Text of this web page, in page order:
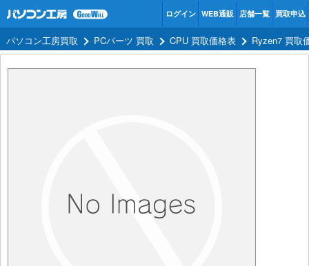
ログイン WEB通販 店舗一覧 買取申込
パソコン工房買取 PCパーツ 買取 CPU 買取価格表 Ryzen7 買取